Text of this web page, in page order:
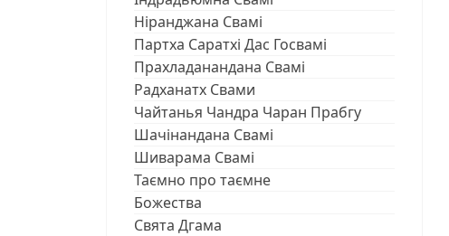
Ніранджана Свамі
Партха Саратхі Дас Госвамі
Прахладанандана Свамі
Радханатх Свами
Чайтанья Чандра Чаран Прабгу
Шачінандана Свамі
Шиварама Свамі
Таємно про таємне
Божества
Свята Дгама